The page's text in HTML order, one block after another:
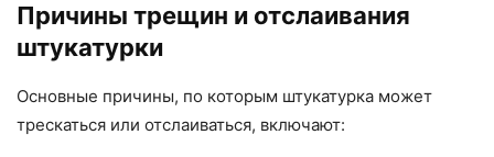
Причины трещин и отслаивания
штукатурки
Основные причины, по которым штукатурка может
трескаться или отслаиваться, включают: